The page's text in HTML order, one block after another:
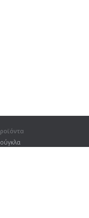
Προϊόντα
Ζούγκλα